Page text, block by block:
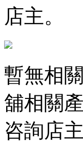
店主。
暫無相
舖相關
咨詢店主